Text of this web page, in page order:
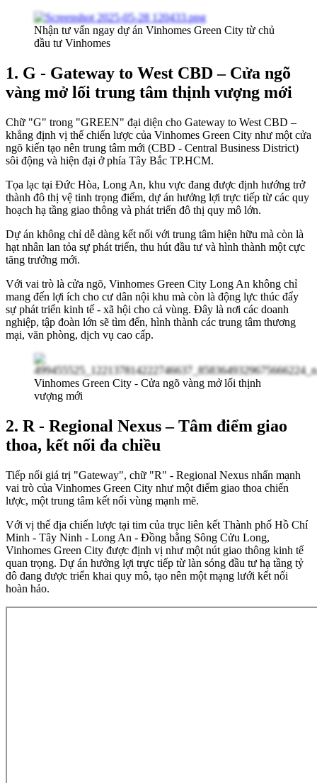
Nhận tư vấn ngay dự án Vinhomes Green City từ chủ
đầu tư Vinhomes
1. G - Gateway to West CBD – Cửa ngõ
vàng mở lối trung tâm thịnh vượng mới
Chữ "G" trong "GREEN" đại diện cho Gateway to West CBD –
khẳng định vị thế chiến lược của Vinhomes Green City như một cửa
ngõ kiến tạo nên trung tâm mới (CBD - Central Business District)
sôi động và hiện đại ở phía Tây Bắc TP.HCM.
Tọa lạc tại Đức Hòa, Long An, khu vực đang được định hướng trở
thành đô thị vệ tinh trọng điểm, dự án hưởng lợi trực tiếp từ các quy
hoạch hạ tầng giao thông và phát triển đô thị quy mô lớn.
Dự án không chỉ dễ dàng kết nối với trung tâm hiện hữu mà còn là
hạt nhân lan tỏa sự phát triển, thu hút đầu tư và hình thành một cực
tăng trưởng mới.
Với vai trò là cửa ngõ, Vinhomes Green City Long An không chỉ
mang đến lợi ích cho cư dân nội khu mà còn là động lực thúc đẩy
sự phát triển kinh tế - xã hội cho cả vùng. Đây là nơi các doanh
nghiệp, tập đoàn lớn sẽ tìm đến, hình thành các trung tâm thương
mại, văn phòng, dịch vụ cao cấp.
Vinhomes Green City - Cửa ngõ vàng mở lối thịnh
vượng mới
2. R - Regional Nexus – Tâm điểm giao
thoa, kết nối đa chiều
Tiếp nối giá trị "Gateway", chữ "R" - Regional Nexus nhấn mạnh
vai trò của Vinhomes Green City như một điểm giao thoa chiến
lược, một trung tâm kết nối vùng mạnh mẽ.
Với vị thế địa chiến lược tại tim của trục liên kết Thành phố Hồ Chí
Minh - Tây Ninh - Long An - Đồng bằng Sông Cửu Long,
Vinhomes Green City được định vị như một nút giao thông kinh tế
quan trọng. Dự án hưởng lợi trực tiếp từ làn sóng đầu tư hạ tầng tỷ
đô đang được triển khai quy mô, tạo nên một mạng lưới kết nối
hoàn hảo.